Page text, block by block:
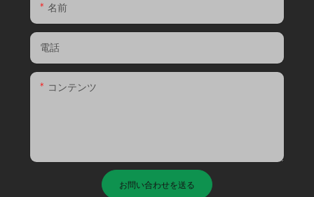
名前
電話
コンテンツ
お問い合わせを送る